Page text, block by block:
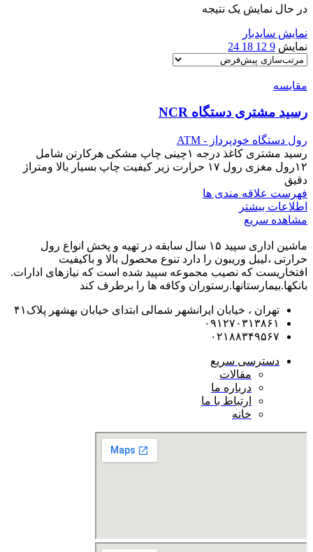
در حال نمایش یک نتیجه
نمایش سایدبار
نمایش 9
12
18
24
مقایسه
رسید مشتری دستگاه NCR
رول دستگاه خودپرداز - ATM
رسید مشتری کاغذ درجه ۱چینی چاپ مشکی هرکارتن شامل
۱۲رول مغزی رول ۱۷ حرارت زیر کیفیت چاپ بسیار بالا و‌متراژ
دقیق
فهرست علاقه مندی ها
اطلاعات بیشتر
مشاهده سریع
ماشین اداری سپید ۱۵ سال سابقه در تهیه و پخش انواع رول
حرارتی ،لیبل وریبون را دارد تنوع محصول بالا و باکیفیت
افتخاریست که نصیب مجموعه سپید شده است که نیازهای ادارات.
بانکها.بیمارستانها.رستوران و‌کافه ها را برطرف کند
تهران ، خیابان ایرانشهر شمالی ابتدای خیابان بهشهر پلاک۴۱
۰۹۱۲۷۰۳۱۳۸۶۱
۰۲۱۸۸۳۴۹۵۶۷
دسترسی سریع
مقالات
درباره ما
ارتباط با ما
خانه